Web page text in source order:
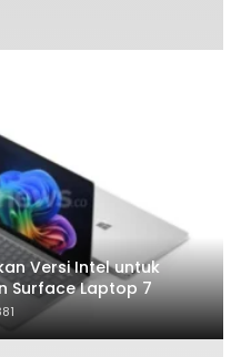
Versi Intel untuk
Surface Laptop 7